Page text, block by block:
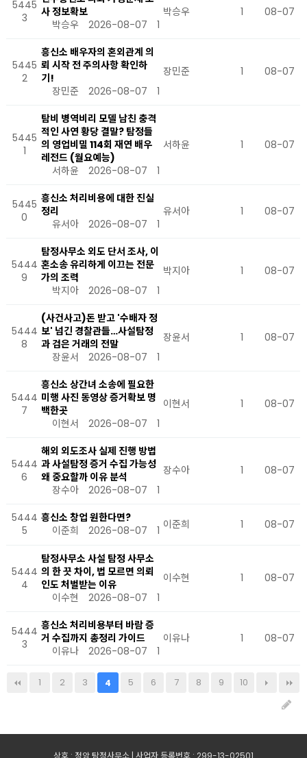
5445
3
사 정보확보
박승우
2026-08-07 1
박승우 1 08-07
5445
2
흥신소 배우자의 혼외관계 의
뢰 시작 전 주의사항 확인하
기!
장민준
2026-08-07 1
장민준 1 08-07
5445
1
탐비 병역비리 모델 남친 충격
적인 사연 황당 결말? 탐정들
의 영업비밀 114회 재연 배우
레전드 (월요예능)
서하윤
2026-08-07 1
서하윤 1 08-07
5445
0
흥신소 처리비용에 대한 진실
정리
유서아
2026-08-07 1
유서아 1 08-07
5444
9
탐정사무소 외도 단서 조사, 이
혼소송 유리하게 이끄는 전문
가의 조력
박지아
2026-08-07 1
박지아 1 08-07
5444
8
(사건사고)돈 받고 '수배자 정
보' 넘긴 경찰관들…사설탐정
과 검은 거래의 전말
장윤서
2026-08-07 1
장윤서 1 08-07
5444
7
흥신소 상간녀 소송에 필요한
미행 사진 동영상 증거확보 명
백한곳
이현서
2026-08-07 1
이현서 1 08-07
5444
6
해외 외도조사 실제 진행 방법
과 사설탐정 증거 수집 가능성
왜 중요할까 이유 분석
장수아
2026-08-07 1
장수아 1 08-07
5444
5
흥신소 창업 원한다면?
이준희
2026-08-07 1 이준희 1 08-07
5444
4
탐정사무소 사설 탐정 사무소
의 한 끗 차이, 법 모르면 의뢰
인도 처벌받는 이유
이수현
2026-08-07 1
이수현 1 08-07
5444
3
흥신소 처리비용부터 바람 증
거 수집까지 총정리 가이드
이유나
2026-08-07 1
이유나 1 08-07
1 2 3 4 5 6 7 8 9 10
상호 : 정암 탐정사무소 | 사업자 등록번호 : 299-13-02501